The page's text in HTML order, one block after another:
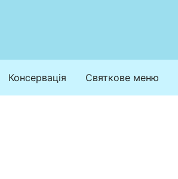
Консервація Святкове меню